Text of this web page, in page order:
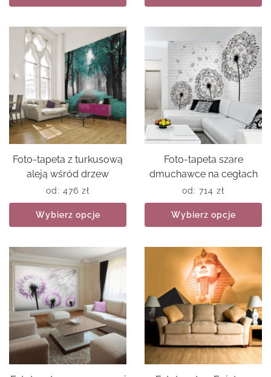
Foto-tapeta z turkusową
aleją wśród drzew
od: 476 zł
Wybierz opcje
Foto-tapeta szare
dmuchawce na cegłach
od: 714 zł
Wybierz opcje